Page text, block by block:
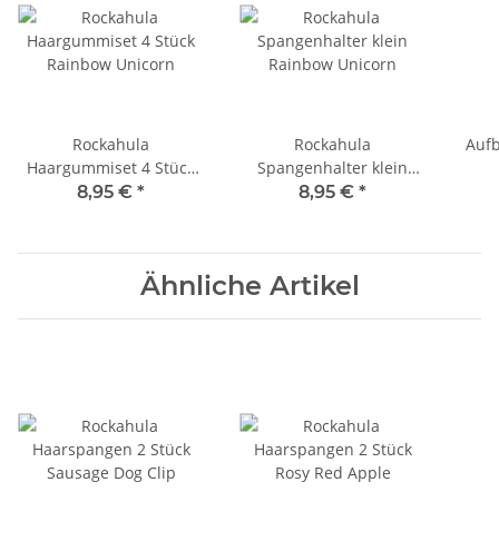
Rockahula
Haargummiset 4 Stück
Rainbow Unicorn
8,95 € *
Rockahula
Spangenhalter klein
Rainbow Unicorn
8,95 € *
Ähnliche Artikel